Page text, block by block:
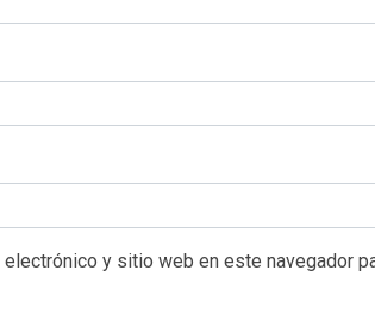
electrónico y sitio web en este navegador